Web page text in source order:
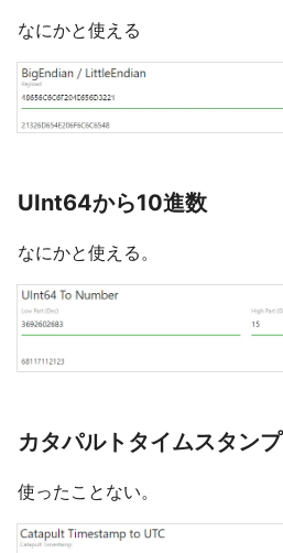
なにかと使える
UInt64から10進数
なにかと使える。
カタパルトタイムスタンプ
使ったことない。